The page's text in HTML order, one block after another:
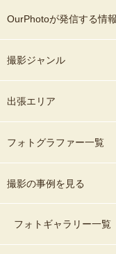
OurPhotoが発信する情
撮影ジャンル
出張エリア
フォトグラファー一覧
撮影の事例を見る
フォトギャラリー一覧